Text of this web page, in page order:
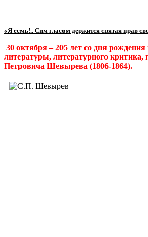
«Я есмь!.. Сим гласом держится святая прав
30 октября – 205 лет со дня рождения
литературы, литературного критика,
Петровича Шевырева (1806-1864).